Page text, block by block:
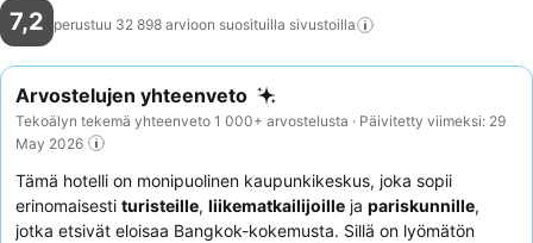
7,2 perustuu 32 898 arvioon suosituilla sivustoilla
Arvostelujen yhteenveto
Tekoälyn tekemä yhteenveto 1 000+ arvostelusta · Päivitetty viimeksi: 29
May 2026
Tämä hotelli on monipuolinen kaupunkikeskus, joka sopii
erinomaisesti turisteille, liikematkailijoille ja pariskunnille,
jotka etsivät eloisaa Bangkok-kokemusta. Sillä on lyömätön